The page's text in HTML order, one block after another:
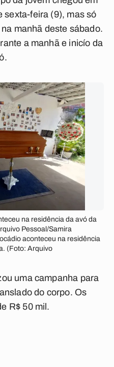
sexta-feira (9), mas só
manhã deste sábado.
a manhã e inicío da
na residência da avó da
Pessoal/Samira
aconteceu na residência
(Foto: Arquivo
uma campanha para
do corpo. Os
R$ 50 mil.